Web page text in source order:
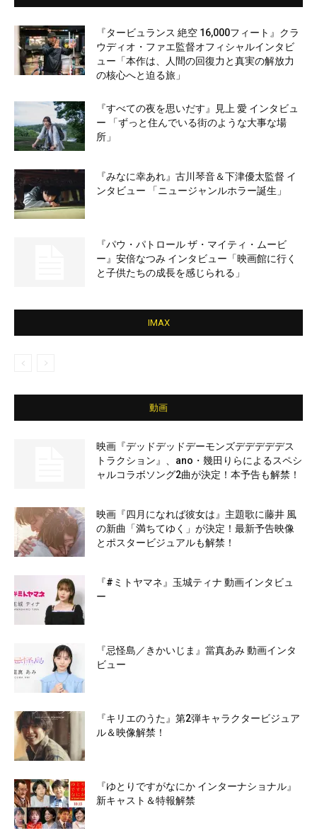
『タービュランス 絶空 16,000フィート』クラ
ウディオ・ファエ監督オフィシャルインタビ
ュー「本作は、人間の回復力と真実の解放力
の核心へと迫る旅」
『すべての夜を思いだす』見上 愛 インタビュ
ー 「ずっと住んでいる街のような大事な場
所」
『みなに幸あれ』古川琴音＆下津優太監督 イ
ンタビュー 「ニュージャンルホラー誕生」
『パウ・パトロール ザ・マイティ・ムービ
ー』安倍なつみ インタビュー「映画館に行く
と子供たちの成長を感じられる」
IMAX
動画
映画『デッドデッドデーモンズデデデデデス
トラクション』、ano・幾田りらによるスペシ
ャルコラボソング2曲が決定！本予告も解禁！
映画『四月になれば彼女は』主題歌に藤井 風
の新曲「満ちてゆく」が決定！最新予告映像
とポスタービジュアルも解禁！
『#ミトヤマネ』玉城ティナ 動画インタビュ
ー
『忌怪島／きかいじま』當真あみ 動画インタ
ビュー
『キリエのうた』第2弾キャラクタービジュア
ル＆映像解禁！
『ゆとりですがなにか インターナショナル』
新キャスト＆特報解禁